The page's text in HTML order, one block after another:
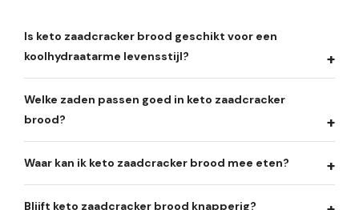
Is keto zaadcracker brood geschikt voor een
koolhydraatarme levensstijl?
Welke zaden passen goed in keto zaadcracker
brood?
Waar kan ik keto zaadcracker brood mee eten?
Blijft keto zaadcracker brood knapperig?